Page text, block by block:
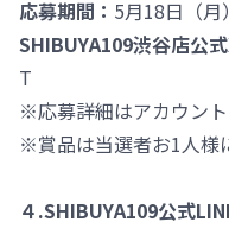
応募期間： 5月18日（月
SHIBUYA109渋谷店公
T
※応募詳細はアカウント
※賞品は当選者お1人様
４.SHIBUYA109公式